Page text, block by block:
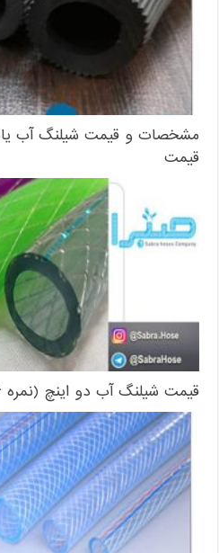
قیمت
قیمت شیلنگ آب دو اینچ (نمره ۶ – حلقه ۲۰ متری)